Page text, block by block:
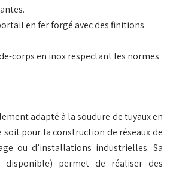
en fer forgé avec des finitions
corps en inox respectant les normes
adapté à la soudure de tuyaux en
soit pour la construction de réseaux de
ou d’installations industrielles. Sa
permet de réaliser des